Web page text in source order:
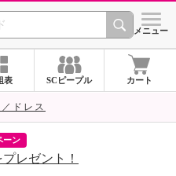
CHANNEL シメニュー
表 SCピープル カート
ドレス
ーン
レゼント！